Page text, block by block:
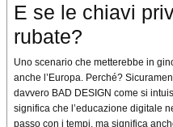
E se le chiavi
rubate?
Uno scenario che metterebbe in
anche l’Europa. Perché?
davvero BAD DESIGN come si
significa che l’educazione digitale
passo con i tempi, ma significa